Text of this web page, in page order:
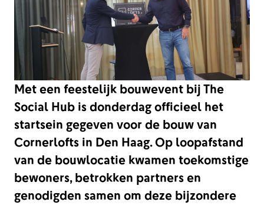
Met een feestelijk bouwevent bij The
Social Hub is donderdag officieel het
startsein gegeven voor de bouw van
Cornerlofts in Den Haag. Op loopafstand
van de bouwlocatie kwamen toekomstige
bewoners, betrokken partners en
genodigden samen om deze bijzondere